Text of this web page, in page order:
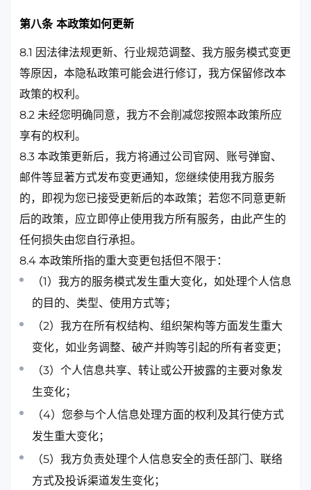
第八条 本政策如何更新
8.1 因法律法规更新、行业规范调整、我方服务模式变更
等原因，本隐私政策可能会进行修订，我方保留修改本
政策的权利。
8.2 未经您明确同意，我方不会削减您按照本政策所应
享有的权利。
8.3 本政策更新后，我方将通过公司官网、账号弹窗、
邮件等显著方式发布变更通知，您继续使用我方服务
的，即视为您已接受更新后的本政策；若您不同意更新
后的政策，应立即停止使用我方所有服务，由此产生的
任何损失由您自行承担。
8.4 本政策所指的重大变更包括但不限于：
（1）我方的服务模式发生重大变化，如处理个人信息
的目的、类型、使用方式等；
（2）我方在所有权结构、组织架构等方面发生重大
变化，如业务调整、破产并购等引起的所有者变更；
（3）个人信息共享、转让或公开披露的主要对象发
生变化；
（4）您参与个人信息处理方面的权利及其行使方式
发生重大变化；
（5）我方负责处理个人信息安全的责任部门、联络
方式及投诉渠道发生变化；